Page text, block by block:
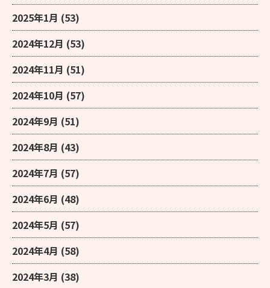
2025年1月 (53)
2024年12月 (53)
2024年11月 (51)
2024年10月 (57)
2024年9月 (51)
2024年8月 (43)
2024年7月 (57)
2024年6月 (48)
2024年5月 (57)
2024年4月 (58)
2024年3月 (38)